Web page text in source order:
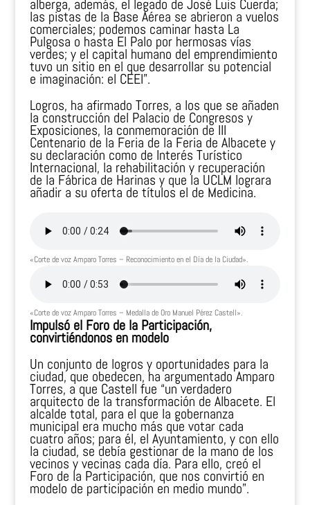
alberga, además, el legado de José Luis Cuerda;
las pistas de la Base Aérea se abrieron a vuelos
comerciales; podemos caminar hasta La
Pulgosa o hasta El Palo por hermosas vías
verdes; y el capital humano del emprendimiento
tuvo un sitio en el que desarrollar su potencial
e imaginación: el CEEI”.
Logros, ha afirmado Torres, a los que se añaden
la construcción del Palacio de Congresos y
Exposiciones, la conmemoración de III
Centenario de la Feria de la Feria de Albacete y
su declaración como de Interés Turístico
Internacional, la rehabilitación y recuperación
de la Fábrica de Harinas y que la UCLM lograra
añadir a su oferta de títulos el de Medicina.
«Corte de voz Amparo Torres – Reconocimiento en el Día de la Ciudad».
«Corte de voz Amparo Torres – Medalla de Oro Manuel Pérez Castell».
Impulsó el Foro de la Participación,
convirtiéndonos en modelo
Un conjunto de logros y oportunidades para la
ciudad, que obedecen, ha argumentado Amparo
Torres, a que Castell fue “un verdadero
arquitecto de la transformación de Albacete. El
alcalde total, para el que la gobernanza
municipal era mucho más que votar cada
cuatro años; para él, el Ayuntamiento, y con ello
la ciudad, se debía gestionar de la mano de los
vecinos y vecinas cada día. Para ello, creó el
Foro de la Participación, que nos convirtió en
modelo de participación en medio mundo”.